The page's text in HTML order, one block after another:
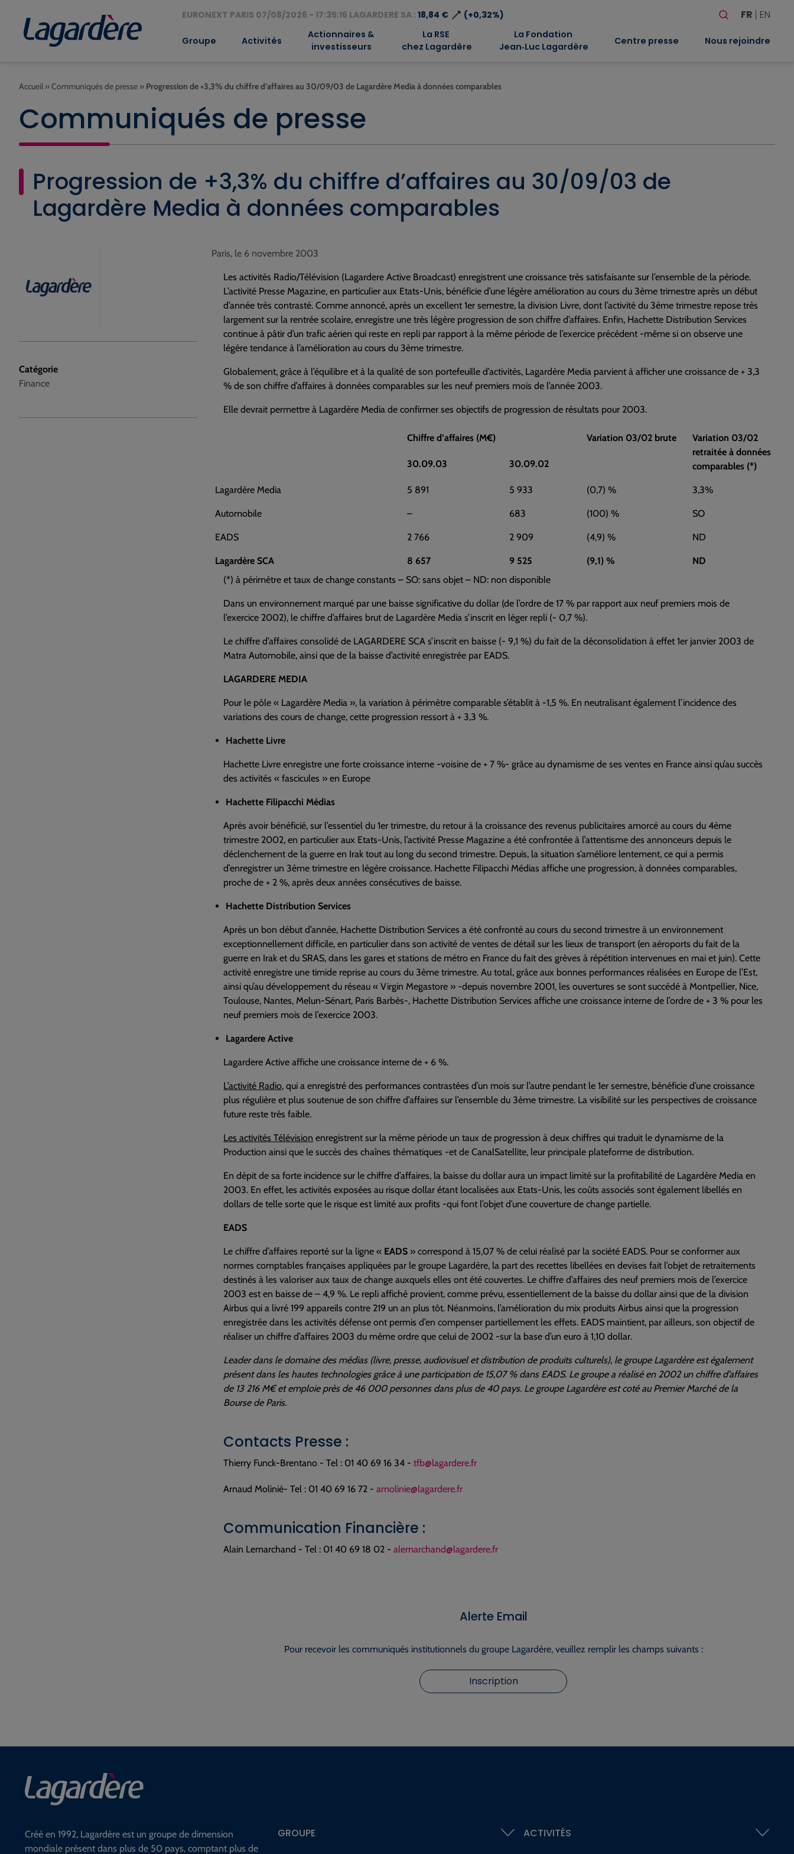
EURONEXT PARIS 07/08/2026 - 17:35:16 LAGARDERE SA : 18,84 €⟶ (+0,32%)
Rechercher
FR EN
Groupe Activités
Actionnaires &
investisseurs
La RSE
chez Lagardère
La Fondation
Jean‑Luc Lagardère
Centre presse Nous rejoindre
Accueil »Communiqués de presse » Progression de +3,3% du chiffre d’affaires au 30/09/03 de Lagardère Media à données comparables
Communiqués de presse
Progression de +3,3% du chiffre d’affaires au 30/09/03 de
Lagardère Media à données comparables
Catégorie
Finance
Paris, le 6 novembre 2003
Les activités Radio/Télévision (Lagardere Active Broadcast) enregistrent une croissance très satisfaisante sur l’ensemble de la période.
L’activité Presse Magazine, en particulier aux Etats-Unis, bénéficie d’une légère amélioration au cours du 3ème trimestre après un début
d’année très contrasté. Comme annoncé, après un excellent 1er semestre, la division Livre, dont l’activité du 3ème trimestre repose très
largement sur la rentrée scolaire, enregistre une très légère progression de son chiffre d’affaires. Enfin, Hachette Distribution Services
continue à pâtir d’un trafic aérien qui reste en repli par rapport à la même période de l’exercice précédent -même si on observe une
légère tendance à l’amélioration au cours du 3ème trimestre.
Globalement, grâce à l’équilibre et à la qualité de son portefeuille d’activités, Lagardère Media parvient à afficher une croissance de + 3,3
% de son chiffre d’affaires à données comparables sur les neuf premiers mois de l’année 2003.
Elle devrait permettre à Lagardère Media de confirmer ses objectifs de progression de résultats pour 2003.
Chiffre d’affaires (M€) Variation 03/02 brute
Variation 03/02
retraitée à données
comparables (*)
30.09.03 30.09.02
Lagardère Media 5 891 5 933 (0,7) % 3,3%
Automobile – 683 (100) % SO
EADS 2 766 2 909 (4,9) % ND
Lagardère SCA 8 657 9 525 (9,1) %
ND
(*) à périmètre et taux de change constants – SO: sans objet – ND: non disponible
Dans un environnement marqué par une baisse significative du dollar (de l’ordre de 17 % par rapport aux neuf premiers mois de
l’exercice 2002), le chiffre d’affaires brut de Lagardère Media s’inscrit en léger repli (- 0,7 %).
Le chiffre d’affaires consolidé de LAGARDERE SCA s’inscrit en baisse (- 9,1 %) du fait de la déconsolidation à effet 1er janvier 2003 de
Matra Automobile, ainsi que de la baisse d’activité enregistrée par EADS.
LAGARDERE MEDIA
Pour le pôle « Lagardère Media », la variation à périmètre comparable s’établit à -1,5 %. En neutralisant également l’incidence des
variations des cours de change, cette progression ressort à + 3,3 %.
Hachette Livre
Hachette Livre enregistre une forte croissance interne -voisine de + 7 %- grâce au dynamisme de ses ventes en France ainsi qu’au succès
des activités « fascicules » en Europe
Hachette Filipacchi Médias
Après avoir bénéficié, sur l’essentiel du 1er trimestre, du retour à la croissance des revenus publicitaires amorcé au cours du 4ème
trimestre 2002, en particulier aux Etats-Unis, l’activité Presse Magazine a été confrontée à l’attentisme des annonceurs depuis le
déclenchement de la guerre en Irak tout au long du second trimestre. Depuis, la situation s’améliore lentement, ce qui a permis
d’enregistrer un 3ème trimestre en légère croissance. Hachette Filipacchi Médias affiche une progression, à données comparables,
proche de + 2 %, après deux années consécutives de baisse.
Hachette Distribution Services
Après un bon début d’année, Hachette Distribution Services a été confronté au cours du second trimestre à un environnement
exceptionnellement difficile, en particulier dans son activité de ventes de détail sur les lieux de transport (en aéroports du fait de la
guerre en Irak et du SRAS, dans les gares et stations de métro en France du fait des grèves à répétition intervenues en mai et juin). Cette
activité enregistre une timide reprise au cours du 3ème trimestre. Au total, grâce aux bonnes performances réalisées en Europe de l’Est,
ainsi qu’au développement du réseau « Virgin Megastore » -depuis novembre 2001, les ouvertures se sont succédé à Montpellier, Nice,
Toulouse, Nantes, Melun-Sénart, Paris Barbès-, Hachette Distribution Services affiche une croissance interne de l’ordre de + 3 % pour les
neuf premiers mois de l’exercice 2003.
Lagardere Active
Lagardere Active affiche une croissance interne de + 6 %.
L’activité Radio, qui a enregistré des performances contrastées d’un mois sur l’autre pendant le 1er semestre, bénéficie d’une croissance
plus régulière et plus soutenue de son chiffre d’affaires sur l’ensemble du 3ème trimestre. La visibilité sur les perspectives de croissance
future reste très faible.
Les activités Télévision enregistrent sur la même période un taux de progression à deux chiffres qui traduit le dynamisme de la
Production ainsi que le succès des chaînes thématiques -et de CanalSatellite, leur principale plateforme de distribution.
En dépit de sa forte incidence sur le chiffre d’affaires, la baisse du dollar aura un impact limité sur la profitabilité de Lagardère Media en
2003. En effet, les activités exposées au risque dollar étant localisées aux Etats-Unis, les coûts associés sont également libellés en
dollars de telle sorte que le risque est limité aux profits -qui font l’objet d’une couverture de change partielle.
EADS
Le chiffre d’affaires reporté sur la ligne « EADS » correspond à 15,07 % de celui réalisé par la société EADS. Pour se conformer aux
normes comptables françaises appliquées par le groupe Lagardère, la part des recettes libellées en devises fait l’objet de retraitements
destinés à les valoriser aux taux de change auxquels elles ont été couvertes. Le chiffre d’affaires des neuf premiers mois de l’exercice
2003 est en baisse de – 4,9 %. Le repli affiché provient, comme prévu, essentiellement de la baisse du dollar ainsi que de la division
Airbus qui a livré 199 appareils contre 219 un an plus tôt. Néanmoins, l’amélioration du mix produits Airbus ainsi que la progression
enregistrée dans les activités défense ont permis d’en compenser partiellement les effets. EADS maintient, par ailleurs, son objectif de
réaliser un chiffre d’affaires 2003 du même ordre que celui de 2002 -sur la base d’un euro à 1,10 dollar.
Leader dans le domaine des médias (livre, presse, audiovisuel et distribution de produits culturels), le groupe Lagardère est également
présent dans les hautes technologies grâce à une participation de 15,07 % dans EADS. Le groupe a réalisé en 2002 un chiffre d’affaires
de 13 216 M€ et emploie près de 46 000 personnes dans plus de 40 pays. Le groupe Lagardère est coté au Premier Marché de la
Bourse de Paris.
Contacts Presse :
Thierry Funck-Brentano - Tel : 01 40 69 16 34 - tfb@lagardere.fr
Arnaud Molinié- Tel : 01 40 69 16 72 - amolinie@lagardere.fr
Communication Financière :
Alain Lemarchand - Tel : 01 40 69 18 02 - alemarchand@lagardere.fr
Alerte Email
Pour recevoir les communiqués institutionnels du groupe Lagardère, veuillez remplir les champs suivants :
Inscription
Créé en 1992, Lagardère est un groupe de dimension
mondiale présent dans plus de 50 pays, comptant plus de
GROUPE ACTIVITÉS